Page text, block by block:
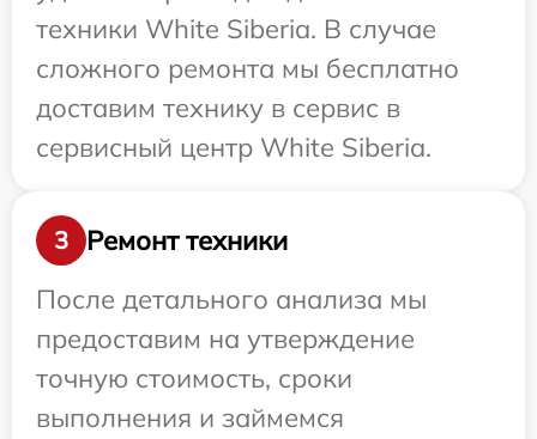
техники White Siberia. В случае
сложного ремонта мы бесплатно
доставим технику в сервис в
сервисный центр White Siberia.
3
Ремонт техники
После детального анализа мы
предоставим на утверждение
точную стоимость, сроки
выполнения и займемся